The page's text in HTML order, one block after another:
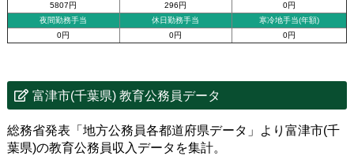
5807円
296円
0円
夜間勤務手当
休日勤務手当
寒冷地手当(年額)
0円
0円 0円
富津市(千葉県) 教育公務員データ
総務省発表「地方公務員各都道府県データ」より富津市(千
葉県)の教育公務員収入データを集計。